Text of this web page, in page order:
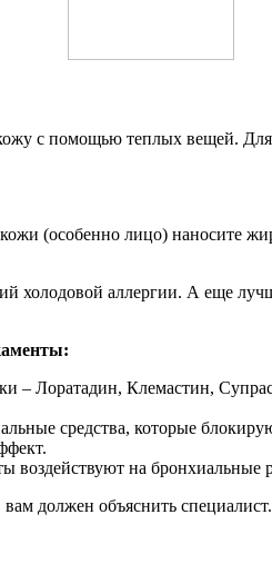
с помощью теплых вещей.
(особенно лицо) наносите
холодовой аллергии. А еще
– Лоратадин, Клемастин,
средства, которые
воздействуют на бронхиальные
должен объяснить